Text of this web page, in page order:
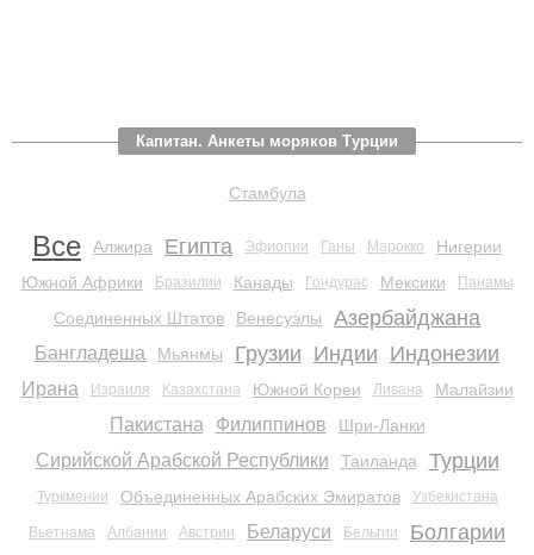
Капитан. Анкеты моряков Турции
Стамбула
Все Алжира Египта Эфиопии Ганы Марокко
Нигерии
Южной Африки
Бразилии Канады Гондурас Мексики Панамы
Соединенных Штатов Венесуэлы Азербайджана
Бангладеша Мьянмы Грузии Индии Индонезии
Ирана Израиля Казахстана Южной Кореи Ливана Малайзии
Пакистана Филиппинов Шри-Ланки
Сирийской Арабской Республики Таиланда Турции
Туркмении Объединенных Арабских Эмиратов Узбекистана
Вьетнама Албании Австрии Беларуси Бельгии Болгарии